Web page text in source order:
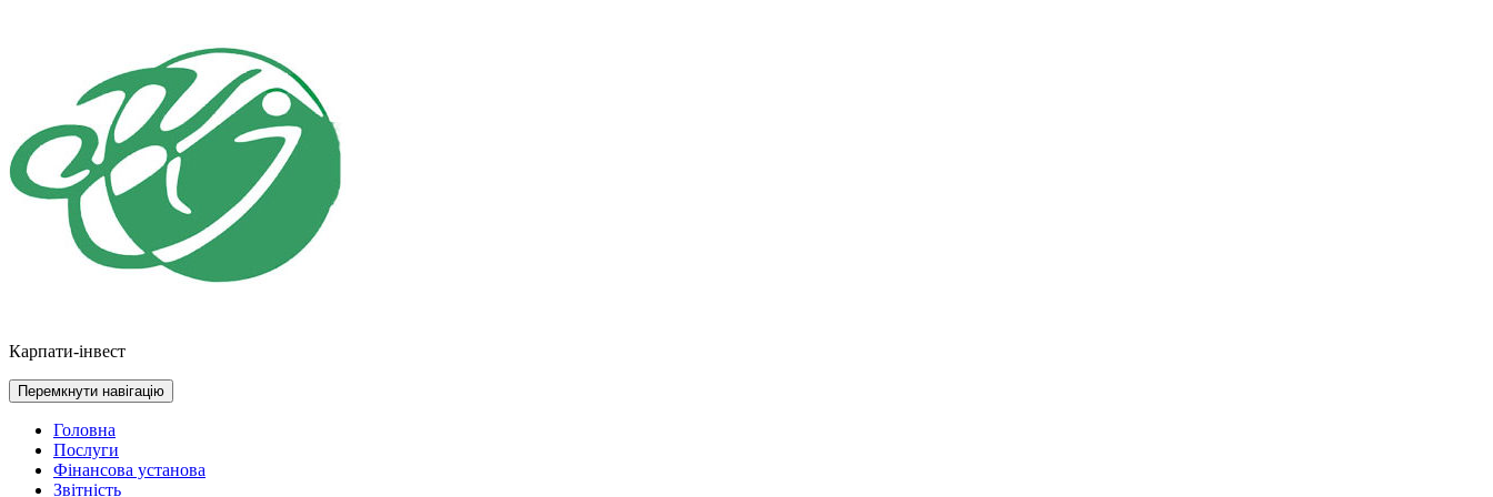
Карпати-інвест
Перемкнути навігацію
Головна
Послуги
Фінансова установа
Звітність